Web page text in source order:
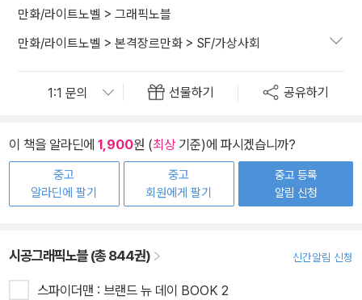
만화/라이트노벨 > 그래픽노블
만화/라이트노벨 > 본격장르만화 > SF/가상사회
선물하기 공유하기
이 책을 알라딘에 1,900원 (최상기준)에 파시겠습니까?
중고
알라딘에 팔기
중고
회원에게 팔기
중고 등록
알림 신청
시공그래픽노블 (총 844권) 신간알림 신청
스파이더맨 : 브랜드 뉴 데이 BOOK 2